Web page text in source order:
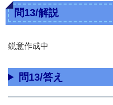
問13/解説
鋭意作成中
問13/答え